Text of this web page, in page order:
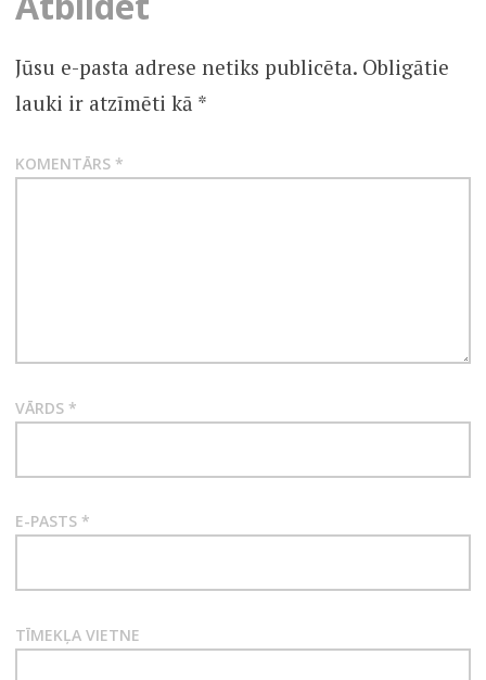
Jūsu e-pasta adrese netiks publicēta. Obligātie
lauki ir atzīmēti kā *
KOMENTĀRS *
VĀRDS *
E-PASTS *
TĪMEKĻA VIETNE